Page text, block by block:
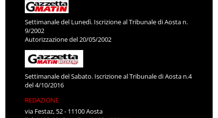
Settimanale del Lunedì. Iscrizione al Tribunale di Aosta n.
9/2002
Autorizzazione del 20/05/2002
Settimanale del Sabato. Iscrizione al Tribunale di Aosta n.4
del 4/10/2016
REDAZIONE
via Festaz, 52 - 11100 Aosta